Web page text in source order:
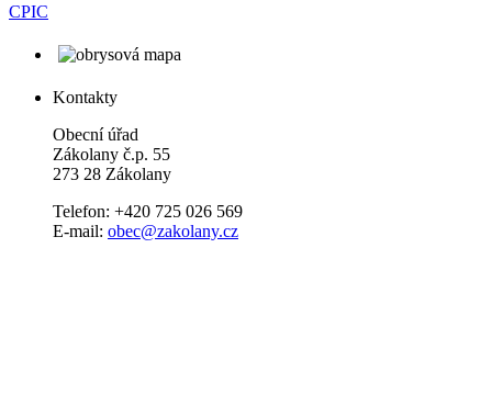
CPIC
Kontakty
Obecní úřad
Zákolany č.p. 55
273 28 Zákolany
Telefon: +420 725 026 569
E-mail: obec@zakolany.cz